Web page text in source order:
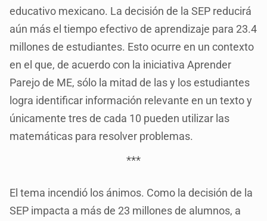
educativo mexicano. La decisión de la SEP reducirá
aún más el tiempo efectivo de aprendizaje para 23.4
millones de estudiantes. Esto ocurre en un contexto
en el que, de acuerdo con la iniciativa Aprender
Parejo de ME, sólo la mitad de las y los estudiantes
logra identificar información relevante en un texto y
únicamente tres de cada 10 pueden utilizar las
matemáticas para resolver problemas.
***
El tema incendió los ánimos. Como la decisión de la
SEP impacta a más de 23 millones de alumnos, a